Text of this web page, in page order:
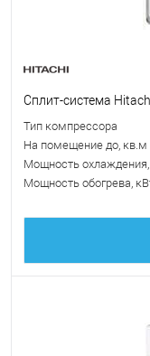
Сплит-система
Тип компрессора
На помещение до, кв.м
Мощность охлаждения,
Мощность обогрева,